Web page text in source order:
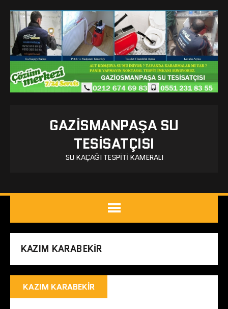
GAZISMANPAŞA SU
TESISATÇISI
SU KAÇAĞI TESPITI KAMERALI
KAZIM KARABEKIR
KAZIM KARABEKIR